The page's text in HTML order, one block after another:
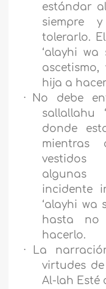
estándar
siempre
tolerarlo.
‘alayhi
hija a
·
No debe
sallallahu
donde
mientras
vestidos
algunas
incidente
‘alayhi wa
hasta no
hacerlo.
·
La
virtudes de
Al-lah Esté